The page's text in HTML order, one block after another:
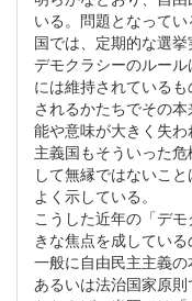
いる。問題となって
国では、定期的な選挙
デモクラシーのルール
には維持されている
されるかたちでその本
能や意味が大きく失
主義国もそういった
して無縁ではないこ
よく示している。
こうした近年の「デ
きな焦点を成している
一般に自由民主主義の
あるいは法治国家原則